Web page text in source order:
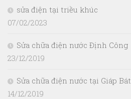
sửa điện tại triều khúc
07/02/2023
Sửa chữa điện nước Định Công
23/12/2019
Sửa chữa điện nước tại Giáp Bát
14/12/2019